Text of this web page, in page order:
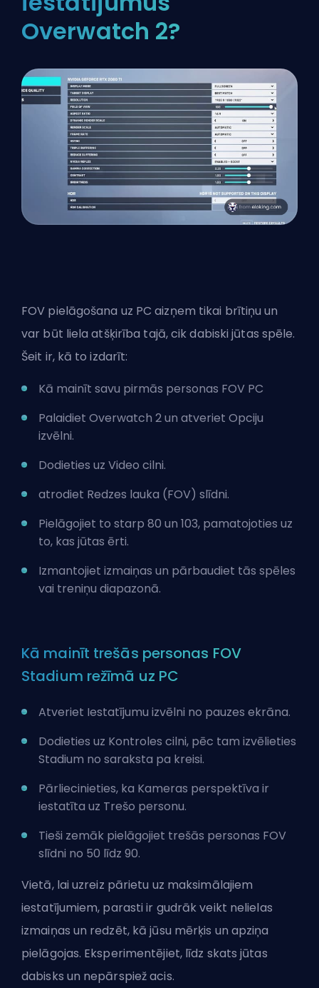
Overwatch 2?
FOV pielāgošana uz PC aizņem tikai brītiņu un
var būt liela atšķirība tajā, cik dabiski jūtas spēle.
Šeit ir, kā to izdarīt:
Kā mainīt savu pirmās personas FOV PC
Palaidiet Overwatch 2 un atveriet Opciju
izvēlni.
Dodieties uz Video cilni.
atrodiet Redzes lauka (FOV) slīdni.
Pielāgojiet to starp 80 un 103, pamatojoties uz
to, kas jūtas ērti.
Izmantojiet izmaiņas un pārbaudiet tās spēles
vai treniņu diapazonā.
Kā mainīt trešās personas FOV
Stadium režīmā uz PC
Atveriet Iestatījumu izvēlni no pauzes ekrāna.
Dodieties uz Kontroles cilni, pēc tam izvēlieties
Stadium no saraksta pa kreisi.
Pārliecinieties, ka Kameras perspektīva ir
iestatīta uz Trešo personu.
Tieši zemāk pielāgojiet trešās personas FOV
slīdni no 50 līdz 90.
Vietā, lai uzreiz pārietu uz maksimālajiem
iestatījumiem, parasti ir gudrāk veikt nelielas
izmaiņas un redzēt, kā jūsu mērķis un apziņa
pielāgojas. Eksperimentējiet, līdz skats jūtas
dabisks un nepārspiež acis.